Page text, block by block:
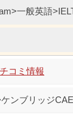
一般英語
コミ情報
ンブリッジ